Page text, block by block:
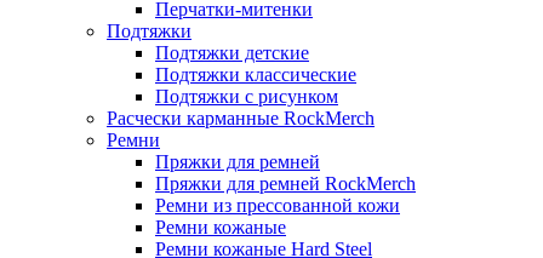
Перчатки-митенки
Подтяжки
Подтяжки детские
Подтяжки классические
Подтяжки с рисунком
Расчески карманные RockMerch
Ремни
Пряжки для ремней
Пряжки для ремней RockMerch
Ремни из прессованной кожи
Ремни кожаные
Ремни кожаные Hard Steel